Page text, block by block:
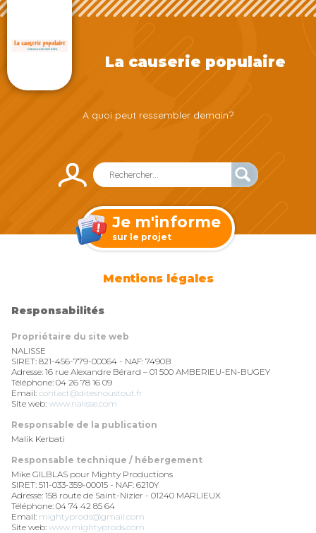
La causerie populaire
A quoi peut ressembler demain?
Je m'informe
sur le projet
Mentions légales
Responsabilités
Propriétaire du site web
NALISSE
SIRET: 821-456-779-00064 - NAF: 7490B
Adresse: 16 rue Alexandre Bérard – 01 500 AMBERIEU-EN-BUGEY
Téléphone: 04 26 78 16 09
Email: contact@ditesnoustout.fr
Site web: www.nalisse.com
Responsable de la publication
Malik Kerbati
Responsable technique / hébergement
Mike GILBLAS pour Mighty Productions
SIRET: 511-033-359-00015 - NAF: 6210Y
Adresse: 158 route de Saint-Nizier - 01240 MARLIEUX
Téléphone: 04 74 42 85 64
Email: mightyprods@gmail.com
Site web: www.mightyprods.com